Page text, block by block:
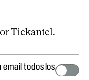
Tickantel.
email todos los